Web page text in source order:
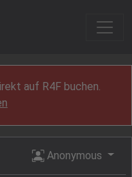
auf R4F buchen.
Anonymous